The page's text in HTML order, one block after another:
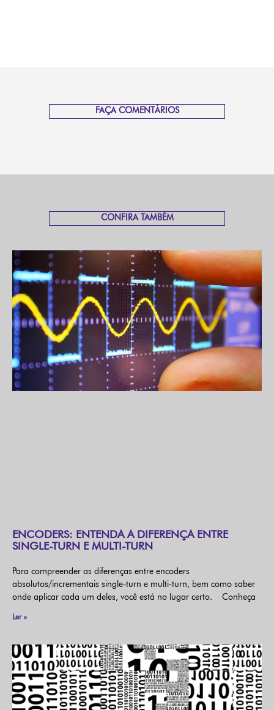
FAÇA COMENTÁRIOS
CONFIRA TAMBÉM
ENCODERS: ENTENDA A DIFERENÇA ENTRE
SINGLE-TURN E MULTI-TURN
Para compreender as diferenças entre encoders
absolutos/incrementais single-turn e multi-turn, bem como saber
onde aplicar cada um deles, você está no lugar certo. Conheça
Ler »